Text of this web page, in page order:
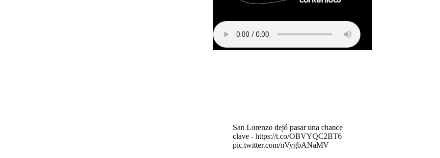
San Lorenzo dejó pasar una chance
clave - https://t.co/OBVYQC2BT6
pic.twitter.com/nVygbANaMV